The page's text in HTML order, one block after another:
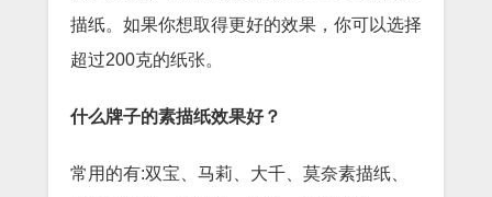
描纸。如果你想取得更好的效果，你可以选择
超过200克的纸张。
什么牌子的素描纸效果好？
常用的有:双宝、马莉、大千、莫奈素描纸、